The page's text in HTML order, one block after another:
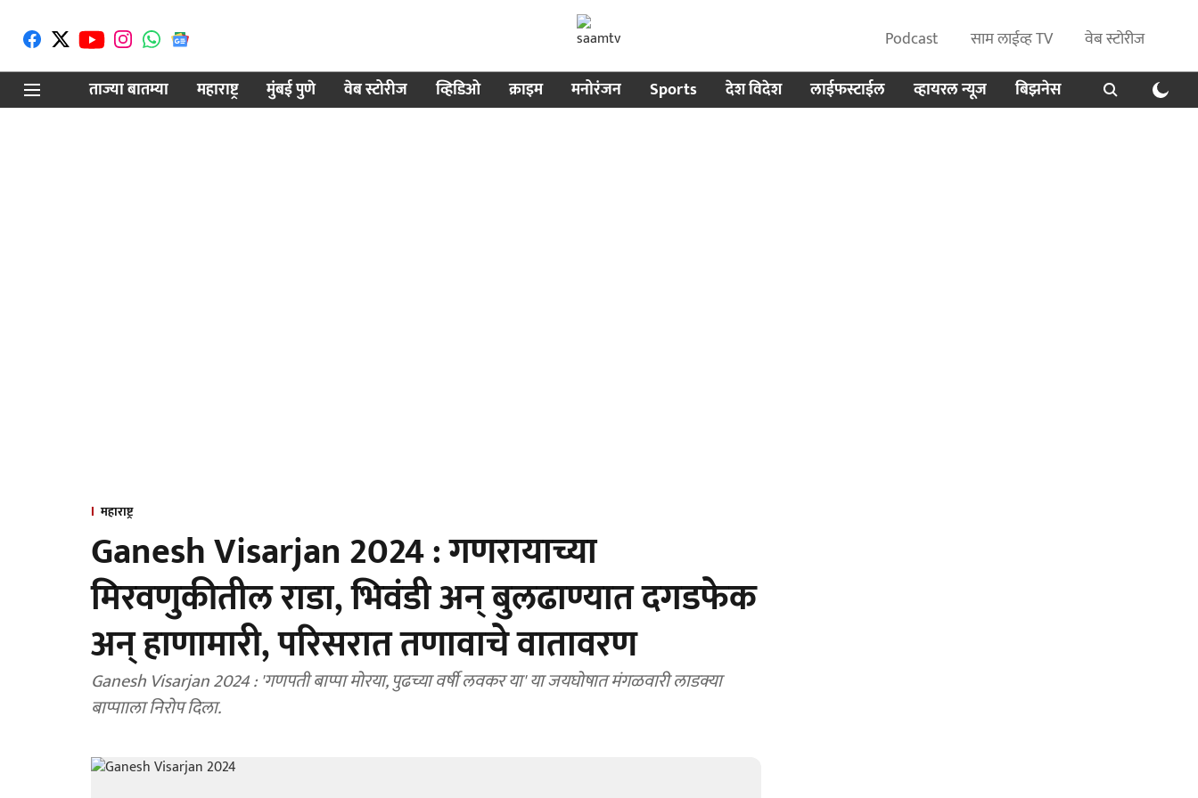
Podcast साम लाईव्ह TV
वेब स्टोरीज
ताज्या बातम्या
महाराष्ट्र मुंबई पुणे वेब स्टोरीज व्हिडिओ क्राइम मनोरंजन Sports देश विदेश लाईफस्टाईल व्हायरल न्यूज बिझनेस
महाराष्ट्र
Ganesh Visarjan 2024 : गणरायाच्या
मिरवणुकीतील राडा, भिवंडी अन् बुलढाण्यात दगडफेक
अन् हाणामारी, परिसरात तणावाचे वातावरण
Ganesh Visarjan 2024 : 'गणपती बाप्पा मोरया, पुढच्या वर्षी लवकर या' या जयघोषात मंगळवारी लाडक्या
बाप्पााला निरोप दिला.